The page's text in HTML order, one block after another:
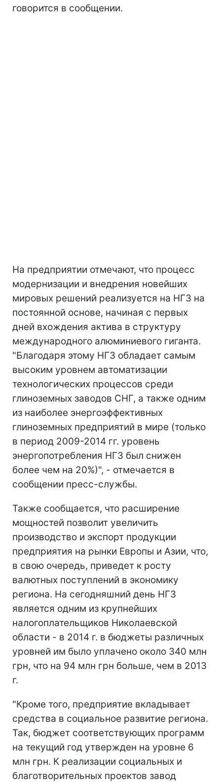
говорится в сообщении.
На предприятии отмечают, что процесс
модернизации и внедрения новейших
мировых решений реализуется на НГЗ на
постоянной основе, начиная с первых
дней вхождения актива в структуру
международного алюминиевого гиганта.
"Благодаря этому НГЗ обладает самым
высоким уровнем автоматизации
технологических процессов среди
глиноземных заводов СНГ, а также одним
из наиболее энергоэффективных
глиноземных предприятий в мире (только
в период 2009-2014 гг. уровень
энергопотребления НГЗ был снижен
более чем на 20%)", - отмечается в
сообщении пресс-службы.
Также сообщается, что расширение
мощностей позволит увеличить
производство и экспорт продукции
предприятия на рынки Европы и Азии, что,
в свою очередь, приведет к росту
валютных поступлений в экономику
региона. На сегодняшний день НГЗ
является одним из крупнейших
налогоплательщиков Николаевской
области - в 2014 г. в бюджеты различных
уровней им было уплачено около 340 млн
грн, что на 94 млн грн больше, чем в 2013
г.
"Кроме того, предприятие вкладывает
средства в социальное развитие региона.
Так, бюджет соответствующих программ
на текущий год утвержден на уровне 6
млн грн. К реализации социальных и
благотворительных проектов завод